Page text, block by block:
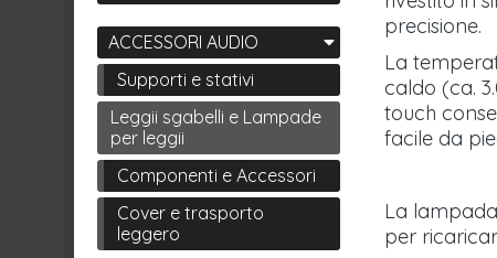
precisione.
La
caldo (ca.
touch
facile da
La
per
ACCESSORI AUDIO
Supporti e stativi
Leggii sgabelli e Lampade
per leggii
Componenti e Accessori
Cover e trasporto
leggero